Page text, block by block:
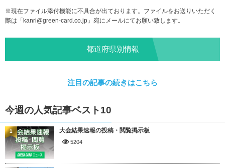
※現在ファイル添付機能に不具合が出ております。ファイルをお送りいただく
際は「kanri@green-card.co.jp 」宛にメールにてお願い致します。
都道府県別情報
注目の記事の続きはこちら
今週の人気記事ベスト10
大会結果速報の投稿・閲覧掲示板
5204
1